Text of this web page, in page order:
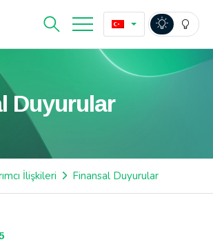
Duyurular
İlişkileri Finansal Duyurular